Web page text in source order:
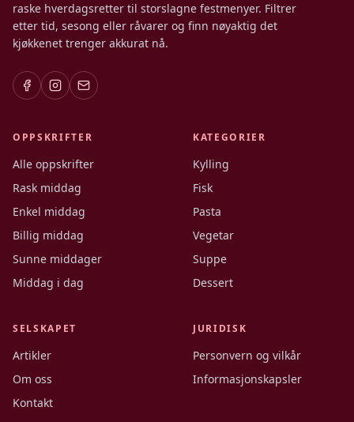
raske hverdagsretter til storslagne festmenyer. Filtrer
etter tid, sesong eller råvarer og finn nøyaktig det
kjøkkenet trenger akkurat nå.
OPPSKRIFTER
Alle oppskrifter
Rask middag
Enkel middag
Billig middag
Sunne middager
Middag i dag
KATEGORIER
Kylling
Fisk
Pasta
Vegetar
Suppe
Dessert
SELSKAPET
Artikler
Om oss
Kontakt
JURIDISK
Personvern og vilkår
Informasjonskapsler